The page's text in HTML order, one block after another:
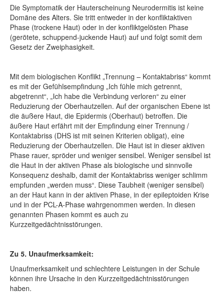
Die Symptomatik der Hauterscheinung Neurodermitis ist keine
Domäne des Alters. Sie tritt entweder in der konfliktaktiven
Phase (trockene Haut) oder in der konfliktgelösten Phase
(gerötete, schuppend-juckende Haut) auf und folgt somit dem
Gesetz der Zweiphasigkeit.
Mit dem biologischen Konflikt „Trennung – Kontaktabriss“ kommt
es mit der Gefühlsempfindung „Ich fühle mich getrennt,
abgetrennt“, „Ich habe die Verbindung verloren“ zu einer
Reduzierung der Oberhautzellen. Auf der organischen Ebene ist
die äußere Haut, die Epidermis (Oberhaut) betroffen. Die
äußere Haut erfährt mit der Empfindung einer Trennung /
Kontaktabriss (DHS ist mit seinen Kriterien obligat), eine
Reduzierung der Oberhautzellen. Die Haut ist in dieser aktiven
Phase rauer, spröder und weniger sensibel. Weniger sensibel ist
die Haut in der aktiven Phase als biologische und sinnvolle
Konsequenz deshalb, damit der Kontaktabriss weniger schlimm
empfunden „werden muss“. Diese Taubheit (weniger sensibel)
an der Haut kann in der aktiven Phase, in der epileptoiden Krise
und in der PCL-A-Phase wahrgenommen werden. In diesen
genannten Phasen kommt es auch zu
Kurzzeitgedächtnisstörungen.
Zu 5. Unaufmerksamkeit:
Unaufmerksamkeit und schlechtere Leistungen in der Schule
können ihre Ursache in den Kurzzeitgedächtnisstörungen
haben.